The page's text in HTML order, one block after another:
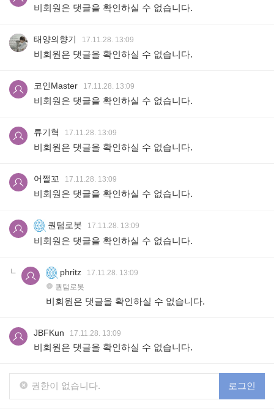
비회원은 댓글을 확인하실 수 없습니다.
태양의향기 17.11.28. 13:09
비회원은 댓글을 확인하실 수 없습니다.
코인Master 17.11.28. 13:09
비회원은 댓글을 확인하실 수 없습니다.
류기혁 17.11.28. 13:09
비회원은 댓글을 확인하실 수 없습니다.
어쩔꼬 17.11.28. 13:09
비회원은 댓글을 확인하실 수 없습니다.
퀀텀로봇 17.11.28. 13:09
비회원은 댓글을 확인하실 수 없습니다.
phritz
17.11.28. 13:09
퀀텀로봇
비회원은 댓글을 확인하실 수 없습니다.
JBFKun 17.11.28. 13:09
비회원은 댓글을 확인하실 수 없습니다.
권한이 없습니다. 로그인